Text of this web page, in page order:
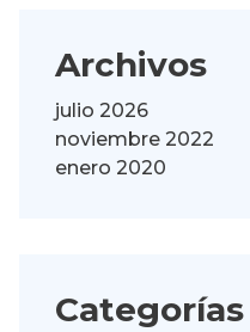
Archivos
julio 2026
noviembre 2022
enero 2020
Categorías